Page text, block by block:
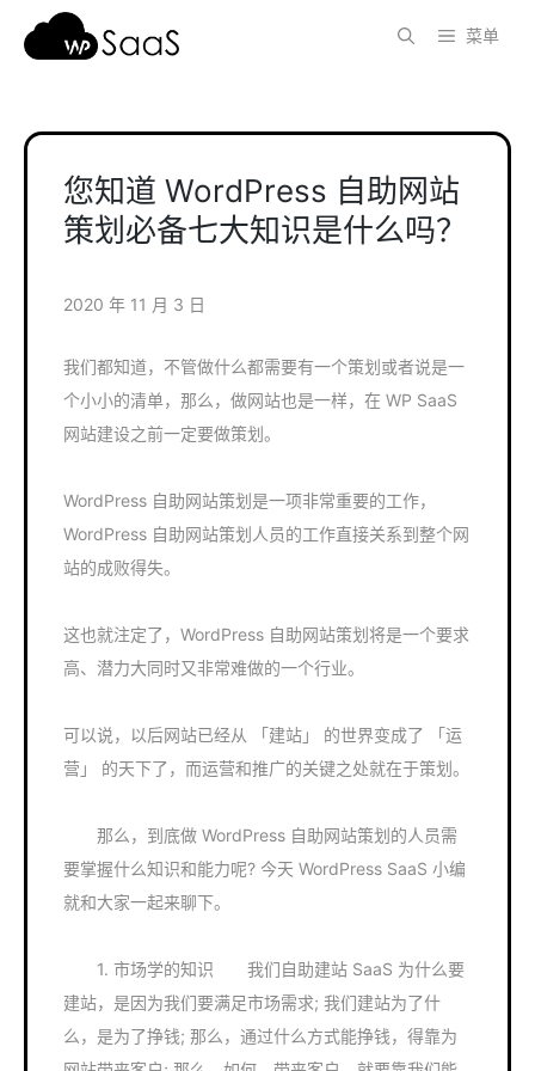
菜单
您知道 WordPress 自助网站
策划必备七大知识是什么吗？
2020 年 11 月 3 日
我们都知道，不管做什么都需要有一个策划或者说是一
个小小的清单，那么，做网站也是一样，在 WP SaaS
网站建设之前一定要做策划。
WordPress 自助网站策划是一项非常重要的工作，
WordPress 自助网站策划人员的工作直接关系到整个网
站的成败得失。
这也就注定了，WordPress 自助网站策划将是一个要求
高、潜力大同时又非常难做的一个行业。
可以说，以后网站已经从 「建站」 的世界变成了 「运
营」 的天下了，而运营和推广的关键之处就在于策划。
那么，到底做 WordPress 自助网站策划的人员需
要掌握什么知识和能力呢? 今天 WordPress SaaS 小编
就和大家一起来聊下。
1. 市场学的知识 我们自助建站 SaaS 为什么要
建站，是因为我们要满足市场需求; 我们建站为了什
么，是为了挣钱; 那么，通过什么方式能挣钱，得靠为